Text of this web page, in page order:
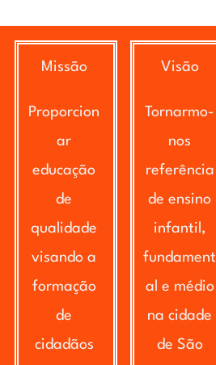
Missão
Proporcion
ar
educação
de
qualidade
visando a
formação
de
cidadãos
Visão
Tornarmo-
nos
referência
de ensino
infantil,
fundament
al e médio
na cidade
de São